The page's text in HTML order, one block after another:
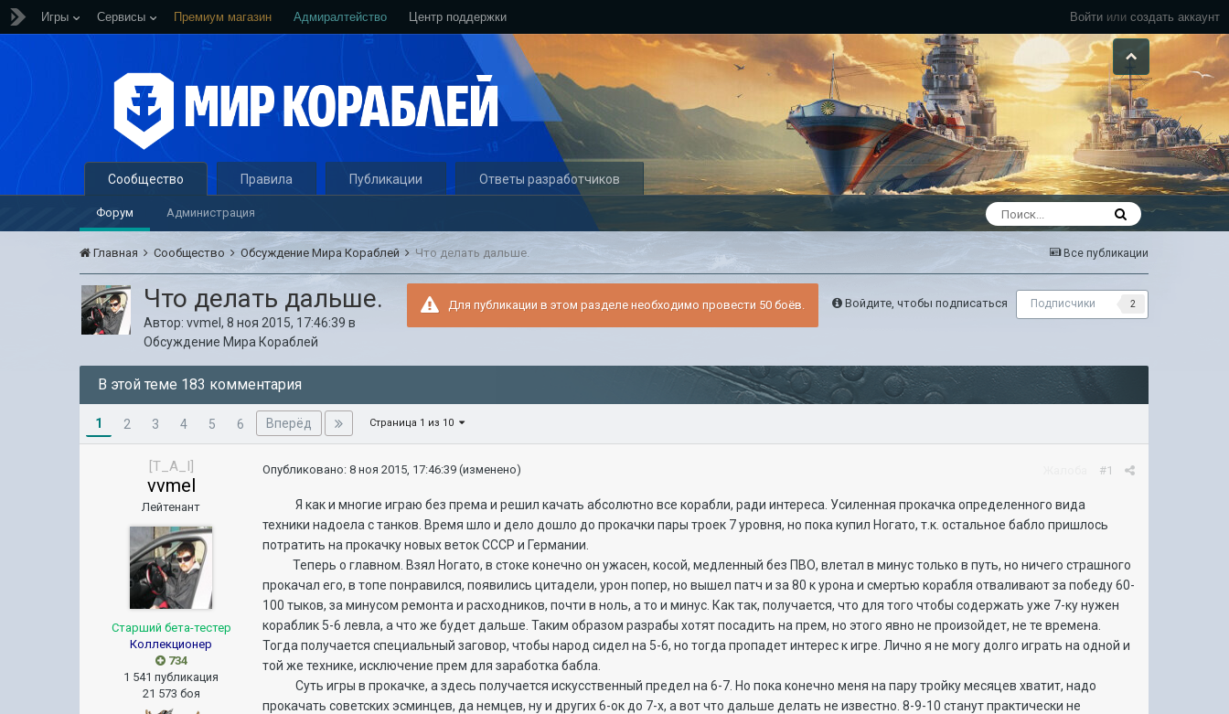
Войти или создать аккаунт
Игры Сервисы Премиум магазин Адмиралтейство Центр поддержки
Сообщество
Форум Администрация
Правила Публикации Ответы разработчиков
Все публикации
Главная Сообщество Обсуждение Мира Кораблей Что делать дальше.
Войдите, чтобы подписаться Подписчики 2
Для публикации в этом разделе необходимо провести 50 боёв.
Что делать дальше.
Автор:vvmel,8 ноя 2015, 17:46:39 в
Обсуждение Мира Кораблей
В этой теме 183 комментария
1 2 3 4 5 6 Вперёд Страница 1 из 10
[T_A_I]
vvmel
Лейтенант
Старший бета-тестер
Коллекционер
734
1 541 публикация
21 573 боя
#1
Опубликовано:8 ноя 2015, 17:46:39 (изменено)
Я как и многие играю без према и решил качать абсолютно все корабли, ради интереса. Усиленная прокачка определенного вида
техники надоела с танков. Время шло и дело дошло до прокачки пары троек 7 уровня, но пока купил Ногато, т.к. остальное бабло пришлось
потратить на прокачку новых веток СССР и Германии.
Теперь о главном. Взял Ногато, в стоке конечно он ужасен, косой, медленный без ПВО, влетал в минус только в путь, но ничего страшного
прокачал его, в топе понравился, появились цитадели, урон попер, но вышел патч и за 80 к урона и смертью корабля отваливают за победу 60-
100 тыков, за минусом ремонта и расходников, почти в ноль, а то и минус. Как так, получается, что для того чтобы содержать уже 7-ку нужен
кораблик 5-6 левла, а что же будет дальше. Таким образом разрабы хотят посадить на прем, но этого явно не произойдет, не те времена.
Тогда получается специальный заговор, чтобы народ сидел на 5-6, но тогда пропадет интерес к игре. Лично я не могу долго играть на одной и
той же технике, исключение прем для заработка бабла.
Суть игры в прокачке, а здесь получается искусственный предел на 6-7. Но пока конечно меня на пару тройку месяцев хватит, надо
прокачать советских эсминцев, да немцев, ну и других 6-ок до 7-х, а вот что дальше делать не известно. 8-9-10 станут практически не